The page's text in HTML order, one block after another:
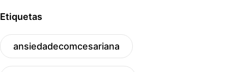
Etiquetas
ansiedadecomcesariana